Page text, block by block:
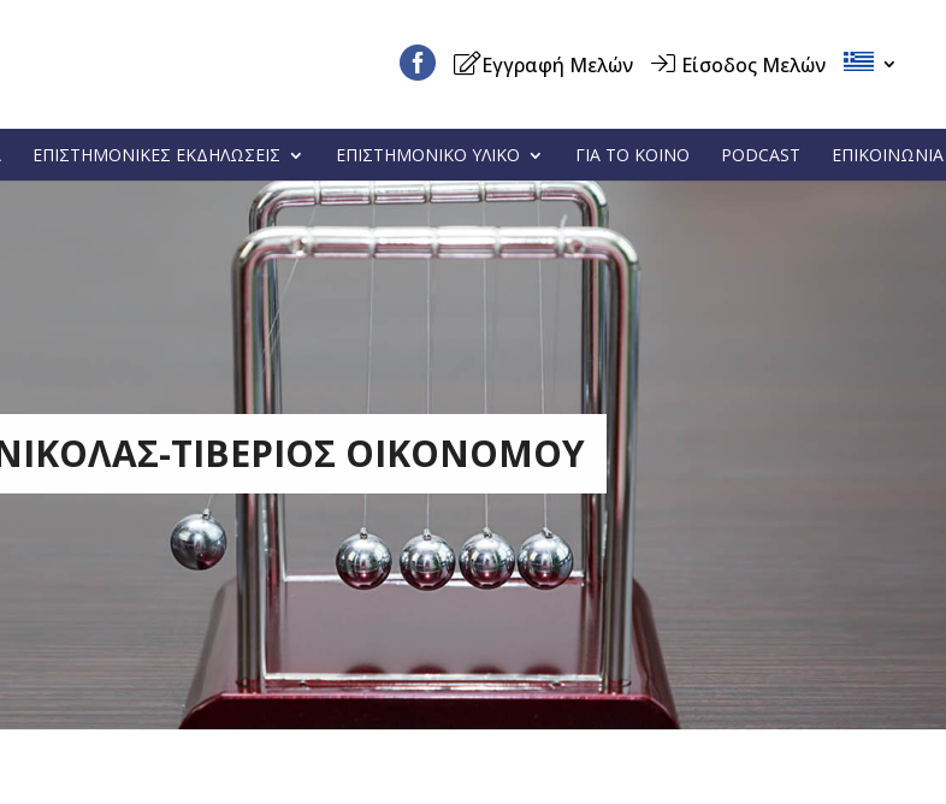
Εγγραφή Μελών Είσοδος Μελών
ΕΠΙΣΤΗΜΟΝΙΚΕΣ ΕΚΔΗΛΩΣΕΙΣ ΕΠΙΣΤΗΜΟΝΙΚΟ ΥΛΙΚΟ ΓΙΑ ΤΟ ΚΟΙΝΟ PODCAST ΕΠΙΚΟΙΝΩΝΙΑ
ΤΙΒΕΡΙΟΣ ΟΙΚΟΝΟΜΟΥ